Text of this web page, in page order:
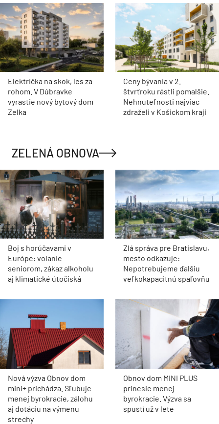
Električka na skok, les za
rohom. V Dúbravke
vyrastie nový bytový dom
Zelka
Ceny bývania v 2.
štvrťroku rástli pomalšie.
Nehnuteľnosti najviac
zdraželi v Košickom kraji
ZELENÁ OBNOVA
Boj s horúčavami v
Európe: volanie
seniorom, zákaz alkoholu
aj klimatické útočiská
Zlá správa pre Bratislavu,
mesto odkazuje:
Nepotrebujeme ďalšiu
veľkokapacitnú spaľovňu
Nová výzva Obnov dom
mini+ prichádza. Sľubuje
menej byrokracie, zálohu
aj dotáciu na výmenu
strechy
Obnov dom MINI PLUS
prinesie menej
byrokracie. Výzva sa
spustí už v lete